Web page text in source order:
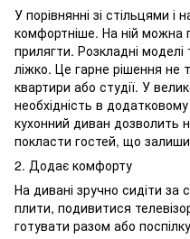
У порівнянні зі стільцями і
комфортніше. На ній можна
прилягти. Розкладні
ліжко. Це гарне рішення не
квартири або студії. У
необхідність в
кухонний диван дозволить
покласти гостей, що
2. Додає комфорту
На дивані зручно сидіти
плити, подивитися
готувати разом або